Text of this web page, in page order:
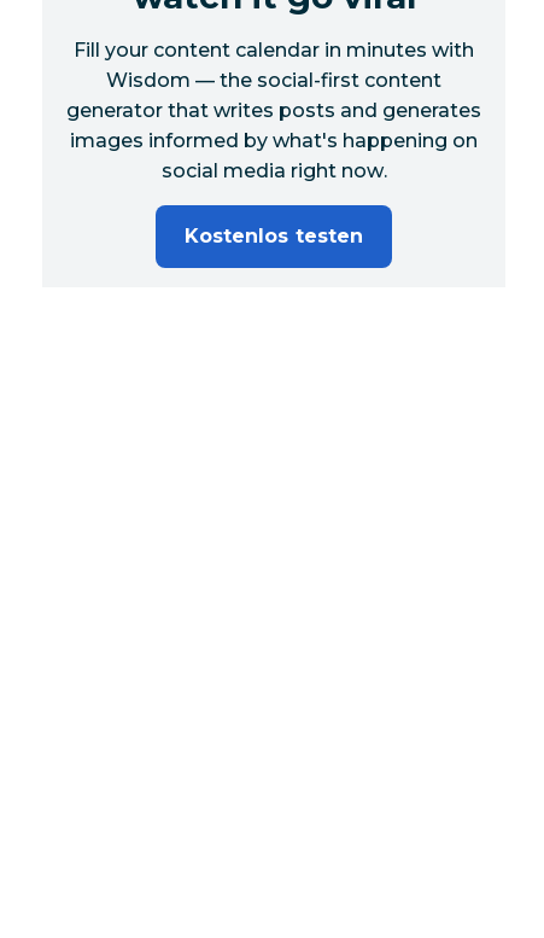
Fill your content calendar in minutes with
Wisdom — the social-first content
generator that writes posts and generates
images informed by what's happening on
social media right now.
Kostenlos testen